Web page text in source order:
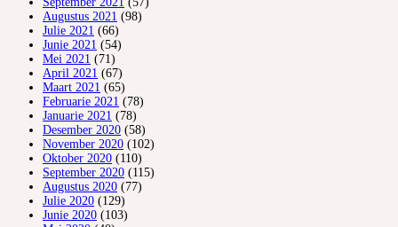
Augustus 2021 (98)
Julie 2021 (66)
Junie 2021 (54)
Mei 2021 (71)
April 2021 (67)
Maart 2021 (65)
Februarie 2021 (78)
Januarie 2021 (78)
Desember 2020 (58)
November 2020 (102)
Oktober 2020 (110)
September 2020 (115)
Augustus 2020 (77)
Julie 2020 (129)
Junie 2020 (103)